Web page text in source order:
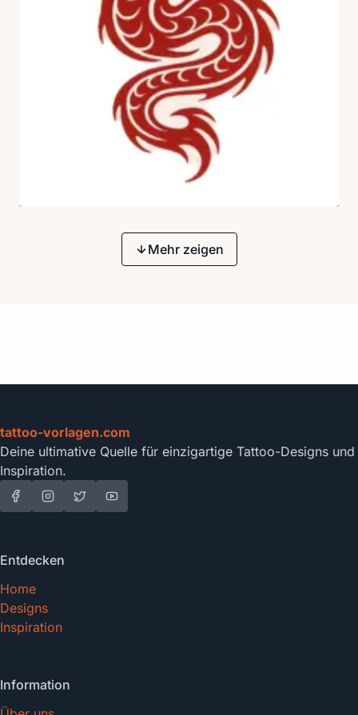
Mehr zeigen
tattoo-vorlagen.com
Deine ultimative Quelle für einzigartige Tattoo-Designs und
Inspiration.
Entdecken
Home
Designs
Inspiration
Information